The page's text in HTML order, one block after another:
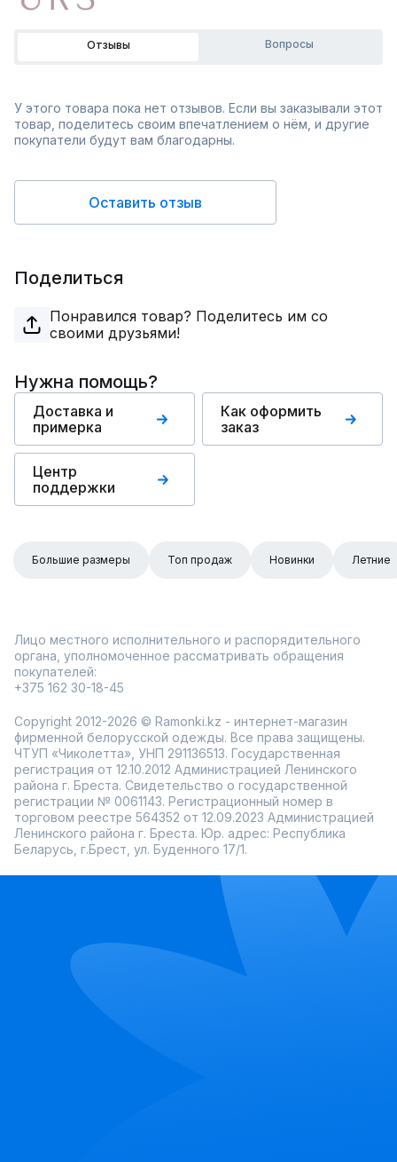
Отзывы Вопросы
У этого товара пока нет отзывов. Если вы заказывали этот
товар, поделитесь своим впечатлением о нём, и другие
покупатели будут вам благодарны.
Оставить отзыв
Поделиться
Понравился товар? Поделитесь им со
своими друзьями!
Нужна помощь?
Доставка и
примерка
Как оформить
заказ
Центр
поддержки
Большие размеры Топ продаж Новинки Летние
Лицо местного исполнительного и распорядительного
органа, уполномоченное рассматривать обращения
покупателей:
+375 162 30-18-45
Copyright 2012-2026 © Ramonki.kz - интернет-магазин
фирменной белорусской одежды. Все права защищены.
ЧТУП «Чиколетта», УНП 291136513. Государственная
регистрация от 12.10.2012 Администрацией Ленинского
района г. Бреста. Свидетельство о государственной
регистрации № 0061143. Регистрационный номер в
торговом реестре 564352 от 12.09.2023 Администрацией
Ленинского района г. Бреста. Юр. адрес: Республика
Беларусь, г.Брест, ул. Буденного 17/1.